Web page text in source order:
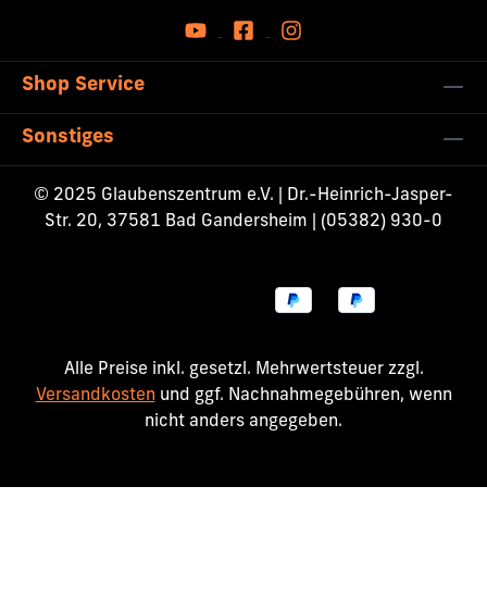
Shop Service
Sonstiges
© 2025 Glaubenszentrum e.V. | Dr.-Heinrich-Jasper-
Str. 20, 37581 Bad Gandersheim | (05382) 930-0
Alle Preise inkl. gesetzl. Mehrwertsteuer zzgl.
Versandkosten und ggf. Nachnahmegebühren, wenn
nicht anders angegeben.